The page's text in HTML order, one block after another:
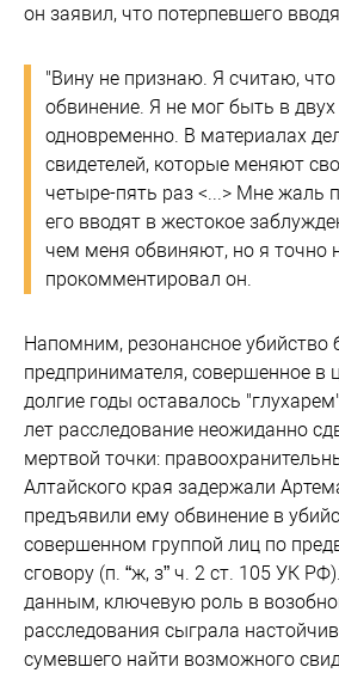
он заявил, что потерпевшего
"Вину не признаю. Я считаю,
обвинение. Я не мог быть в
одновременно. В материалах
свидетелей, которые меняют
четыре-пять раз <...> Мне жаль
его вводят в жестокое
чем меня обвиняют, но я точно
прокомментировал он.
Напомним, резонансное убийство
предпринимателя, совершенное в
долгие годы оставалось
лет расследование неожиданно
мертвой точки:
Алтайского края задержали
предъявили ему обвинение в
совершенном группой лиц по
сговору (п. “ж, з” ч. 2 ст. 105 УК
данным, ключевую роль в
расследования сыграла
сумевшего найти возможного